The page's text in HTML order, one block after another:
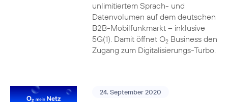
unlimitiertem Sprach- und
Datenvolumen auf dem deutschen
B2B-Mobilfunkmarkt – inklusive
5G(1). Damit öffnet O2Business den
Zugang zum Digitalisierungs-Turbo.
24. September 2020